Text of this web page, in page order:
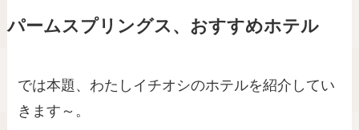
パームスプリングス、おすすめホテル
では本題、わたしイチオシのホテルを紹介してい
きます～。